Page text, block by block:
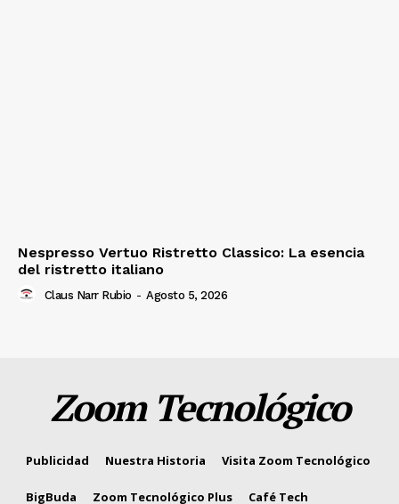
Nespresso Vertuo Ristretto Classico: La esencia
del ristretto italiano
Claus Narr Rubio - Agosto 5, 2026
Zoom Tecnológico
Publicidad Nuestra Historia Visita Zoom Tecnológico
BigBuda Zoom Tecnológico Plus Café Tech